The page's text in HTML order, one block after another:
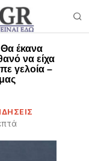
έκανα
να είχα
γελοία –